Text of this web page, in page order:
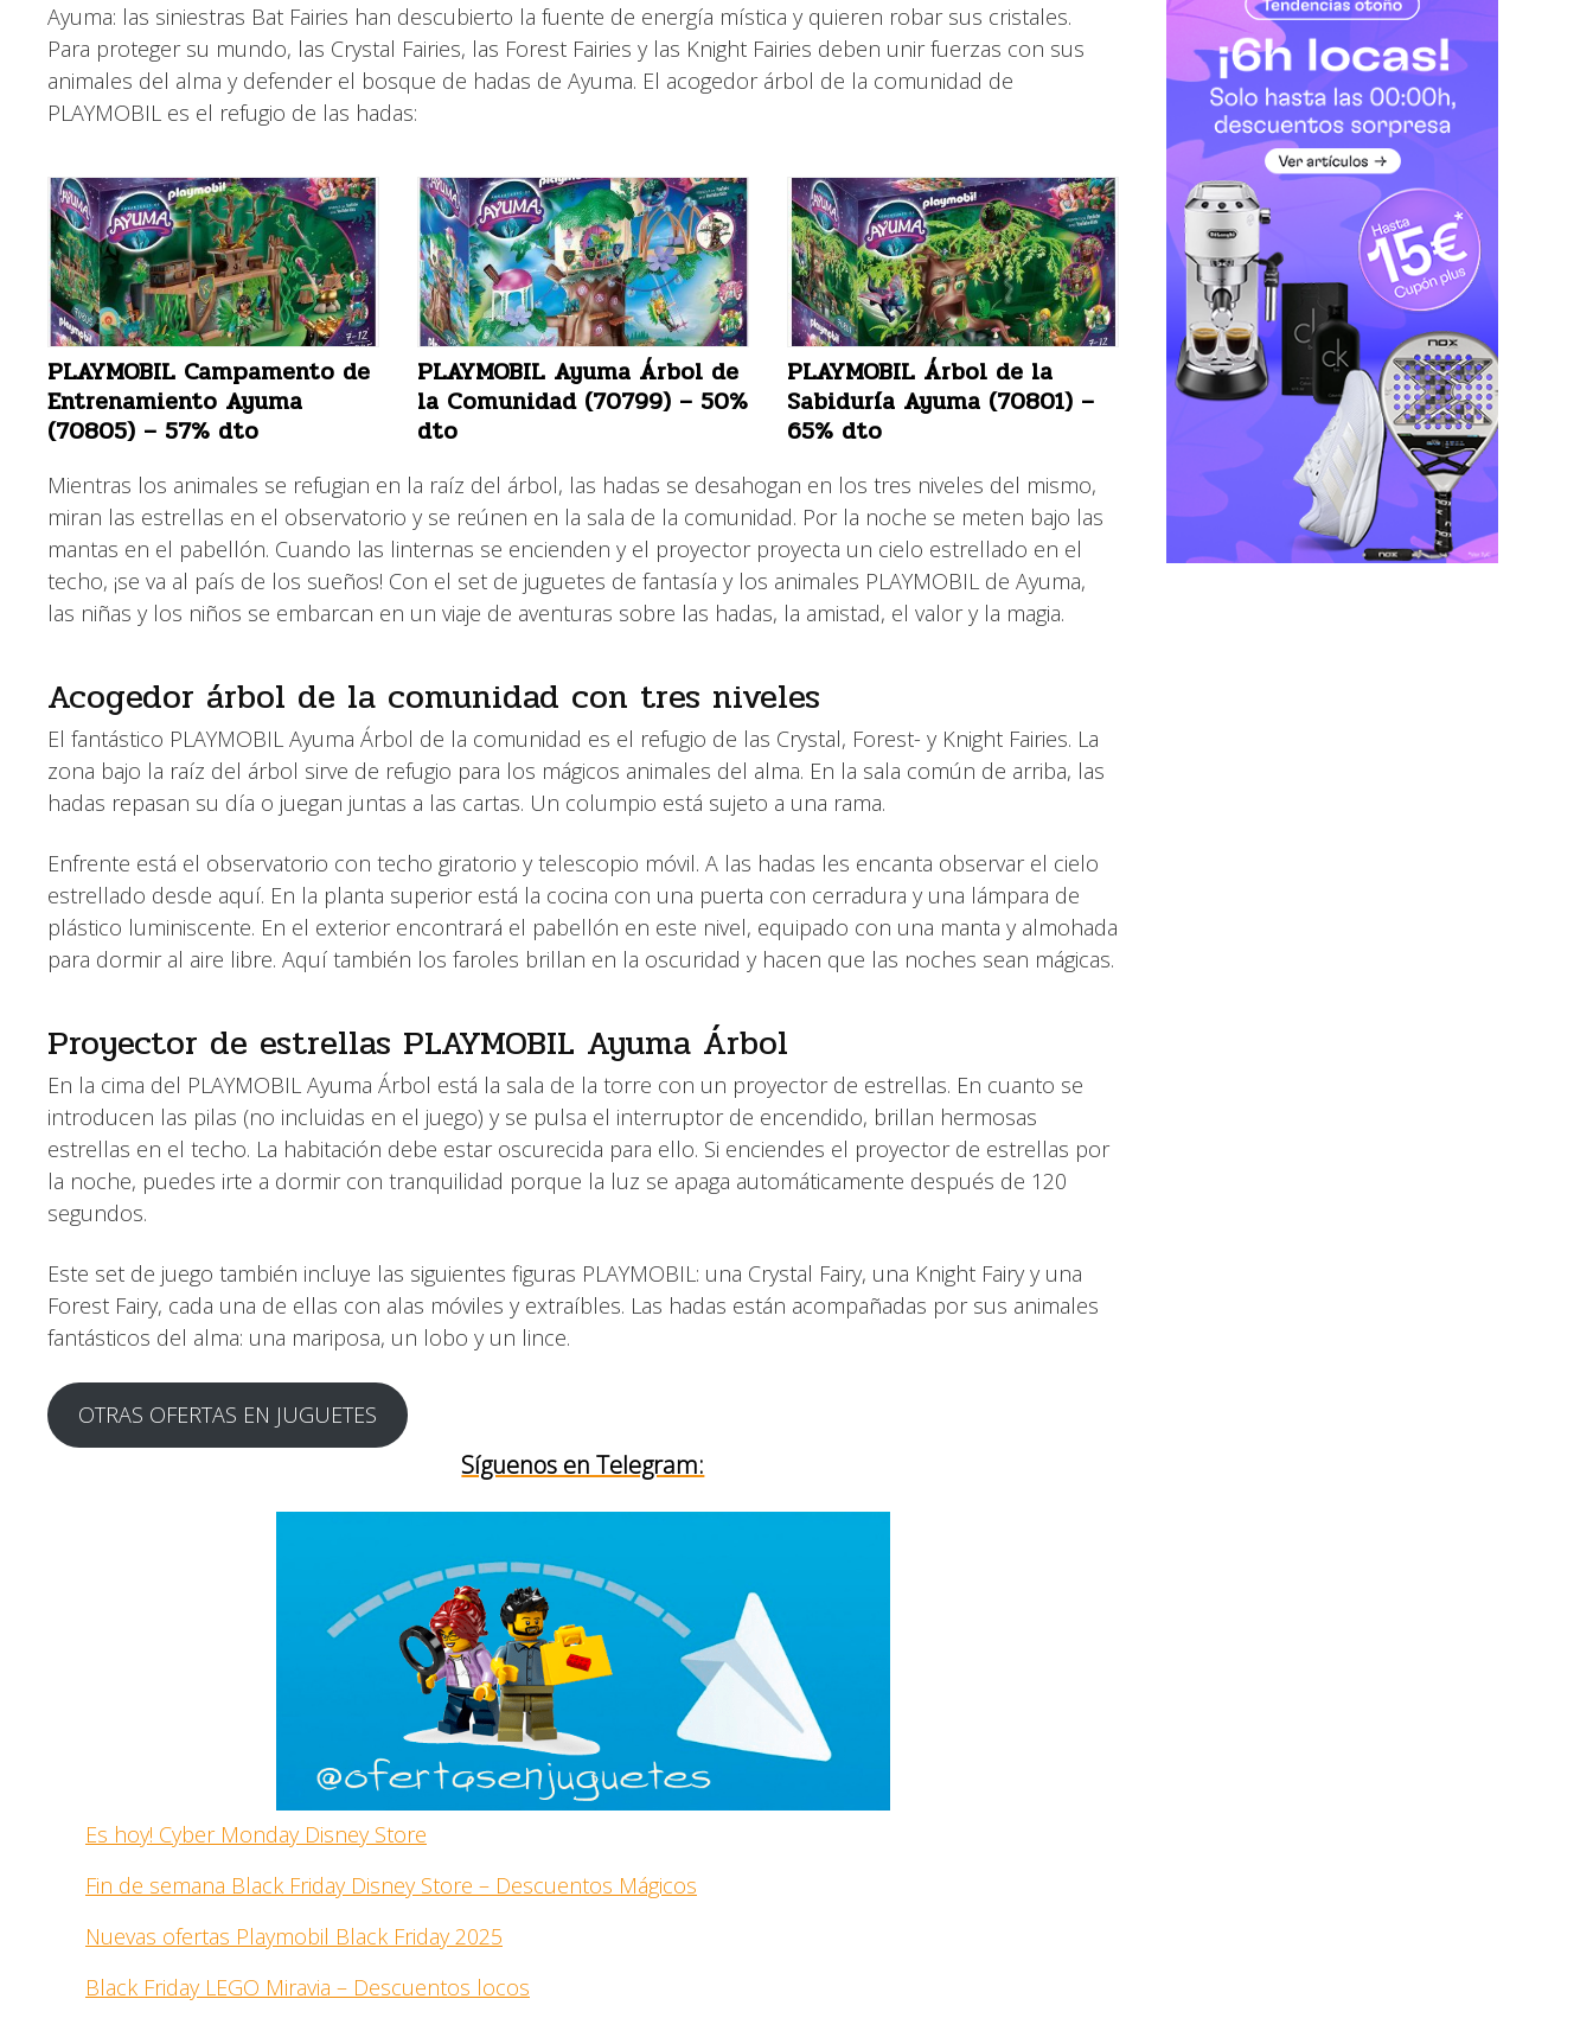
Ayuma: las siniestras Bat Fairies han descubierto la fuente de energía mística y quieren robar sus cristales.
Para proteger su mundo, las Crystal Fairies, las Forest Fairies y las Knight Fairies deben unir fuerzas con sus
animales del alma y defender el bosque de hadas de Ayuma. El acogedor árbol de la comunidad de
PLAYMOBIL es el refugio de las hadas:
PLAYMOBIL Campamento de
Entrenamiento Ayuma
(70805) – 57% dto
PLAYMOBIL Ayuma Árbol de
la Comunidad (70799) – 50%
dto
PLAYMOBIL Árbol de la
Sabiduría Ayuma (70801) –
65% dto
Mientras los animales se refugian en la raíz del árbol, las hadas se desahogan en los tres niveles del mismo,
miran las estrellas en el observatorio y se reúnen en la sala de la comunidad. Por la noche se meten bajo las
mantas en el pabellón. Cuando las linternas se encienden y el proyector proyecta un cielo estrellado en el
techo, ¡se va al país de los sueños! Con el set de juguetes de fantasía y los animales PLAYMOBIL de Ayuma,
las niñas y los niños se embarcan en un viaje de aventuras sobre las hadas, la amistad, el valor y la magia.
Acogedor árbol de la comunidad con tres niveles
El fantástico PLAYMOBIL Ayuma Árbol de la comunidad es el refugio de las Crystal, Forest- y Knight Fairies. La
zona bajo la raíz del árbol sirve de refugio para los mágicos animales del alma. En la sala común de arriba, las
hadas repasan su día o juegan juntas a las cartas. Un columpio está sujeto a una rama.
Enfrente está el observatorio con techo giratorio y telescopio móvil. A las hadas les encanta observar el cielo
estrellado desde aquí. En la planta superior está la cocina con una puerta con cerradura y una lámpara de
plástico luminiscente. En el exterior encontrará el pabellón en este nivel, equipado con una manta y almohada
para dormir al aire libre. Aquí también los faroles brillan en la oscuridad y hacen que las noches sean mágicas.
Proyector de estrellas PLAYMOBIL Ayuma Árbol
En la cima del PLAYMOBIL Ayuma Árbol está la sala de la torre con un proyector de estrellas. En cuanto se
introducen las pilas (no incluidas en el juego) y se pulsa el interruptor de encendido, brillan hermosas
estrellas en el techo. La habitación debe estar oscurecida para ello. Si enciendes el proyector de estrellas por
la noche, puedes irte a dormir con tranquilidad porque la luz se apaga automáticamente después de 120
segundos.
Este set de juego también incluye las siguientes figuras PLAYMOBIL: una Crystal Fairy, una Knight Fairy y una
Forest Fairy, cada una de ellas con alas móviles y extraíbles. Las hadas están acompañadas por sus animales
fantásticos del alma: una mariposa, un lobo y un lince.
OTRAS OFERTAS EN JUGUETES
Síguenos en Telegram:
Es hoy! Cyber Monday Disney Store
Fin de semana Black Friday Disney Store – Descuentos Mágicos
Nuevas ofertas Playmobil Black Friday 2025
Black Friday LEGO Miravia – Descuentos locos